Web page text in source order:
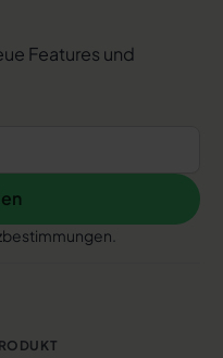
Features und